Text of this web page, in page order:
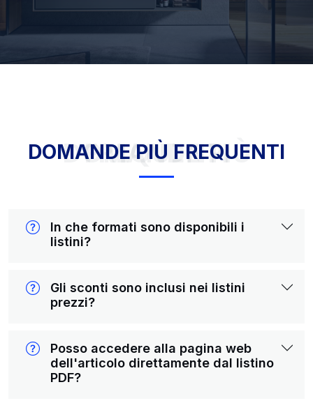
DOMANDE PIÙ FREQUENTI
DOMANDE PIÙ FREQUENTI
In che formati sono disponibili i
listini?
Gli sconti sono inclusi nei listini
prezzi?
Posso accedere alla pagina web
dell'articolo direttamente dal listino
PDF?